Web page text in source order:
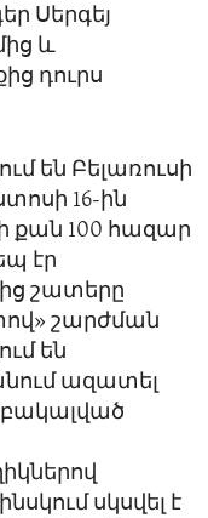
Սերգեյ
և
դուրս
են Բելառուսի
16-ին
քան 100 հազար
էր
շատերը
շարժման
են
ազատել
սկսվել է